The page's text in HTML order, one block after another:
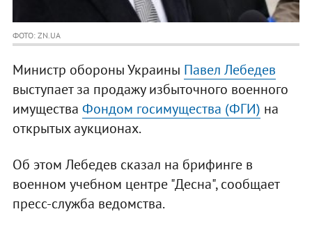
ФОТО: ZN.UA
Министр обороны Украины Павел Лебедев
выступает за продажу избыточного военного
имущества Фондом госимущества (ФГИ) на
открытых аукционах.
Об этом Лебедев сказал на брифинге в
военном учебном центре "Десна", сообщает
пресс-служба ведомства.